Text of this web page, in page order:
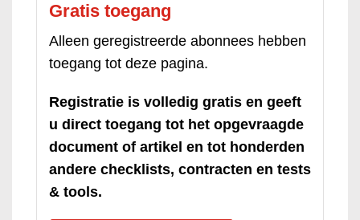
Gratis toegang
Alleen geregistreerde abonnees hebben
toegang tot deze pagina.
Registratie is volledig gratis en geeft
u direct toegang tot het opgevraagde
document of artikel en tot honderden
andere checklists, contracten en tests
& tools.